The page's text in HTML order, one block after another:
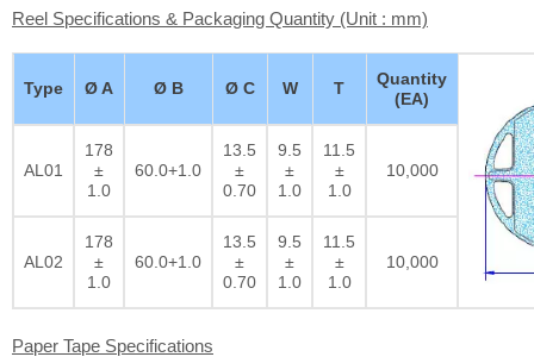
Reel Specifications & Packaging Quantity (Unit : mm)
Type Ø A Ø B Ø C W T
Quantity
(EA)
AL01
178
±
1.0
60.0+1.0
13.5
±
0.70
9.5
±
1.0
11.5
±
1.0
10,000
AL02
178
±
1.0
60.0+1.0
13.5
±
0.70
9.5
±
1.0
11.5
±
1.0
10,000
Paper Tape Specifications